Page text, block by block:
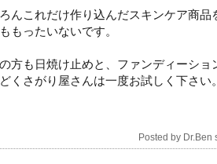
んこれだけ作り込んだスキンケア商
もったいないです。
方も日焼け止めと、ファンディーショ
くさがり屋さんは一度お試しく下さい
Posted by